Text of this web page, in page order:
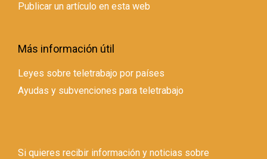
Publicar un artículo en esta web
Más información útil
Leyes sobre teletrabajo por países
Ayudas y subvenciones para teletrabajo
Si quieres recibir información y noticias sobre